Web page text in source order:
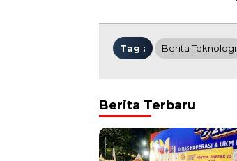
Tag : Berita Teknologi
Berita Terbaru